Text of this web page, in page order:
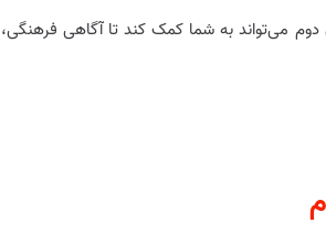
دوم می‌تواند به شما کمک کند تا آگاهی فرهنگی،